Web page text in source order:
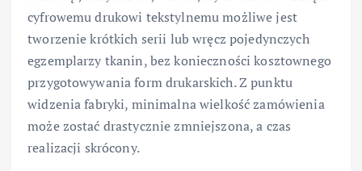
cyfrowemu drukowi tekstylnemu możliwe jest
tworzenie krótkich serii lub wręcz pojedynczych
egzemplarzy tkanin, bez konieczności kosztownego
przygotowywania form drukarskich. Z punktu
widzenia fabryki, minimalna wielkość zamówienia
może zostać drastycznie zmniejszona, a czas
realizacji skrócony.